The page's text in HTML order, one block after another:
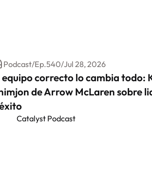
Podcast/Ep.540/Jul 28, 2026
equipo correcto lo cambia todo:
de Arrow McLaren sobre
Catalyst Podcast